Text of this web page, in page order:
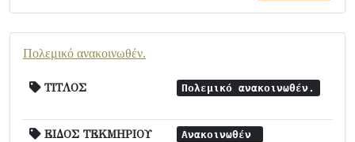
Πολεμικό ανακοινωθέν.
ΤΙΤΛΟΣ Πολεμικό ανακοινωθέν.
ΕΙΔΟΣ ΤΕΚΜΗΡΙΟΥ Ανακοινωθέν